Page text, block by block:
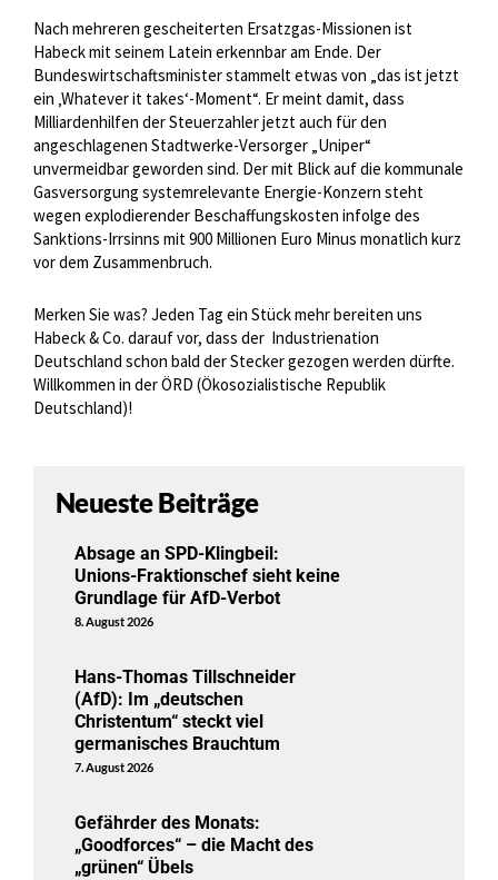
Nach mehreren gescheiterten Ersatzgas-Missionen ist
Habeck mit seinem Latein erkennbar am Ende. Der
Bundeswirtschaftsminister stammelt etwas von „das ist jetzt
ein ‚Whatever it takes‘-Moment“. Er meint damit, dass
Milliardenhilfen der Steuerzahler jetzt auch für den
angeschlagenen Stadtwerke-Versorger „Uniper“
unvermeidbar geworden sind. Der mit Blick auf die kommunale
Gasversorgung systemrelevante Energie-Konzern steht
wegen explodierender Beschaffungskosten infolge des
Sanktions-Irrsinns mit 900 Millionen Euro Minus monatlich kurz
vor dem Zusammenbruch.
Merken Sie was? Jeden Tag ein Stück mehr bereiten uns
Habeck & Co. darauf vor, dass der Industrienation
Deutschland schon bald der Stecker gezogen werden dürfte.
Willkommen in der ÖRD (Ökosozialistische Republik
Deutschland)!
Neueste Beiträge
Absage an SPD-Klingbeil:
Unions-Fraktionschef sieht keine
Grundlage für AfD-Verbot
8. August 2026
Hans-Thomas Tillschneider
(AfD): Im „deutschen
Christentum“ steckt viel
germanisches Brauchtum
7. August 2026
Gefährder des Monats:
„Goodforces“ – die Macht des
„grünen“ Übels